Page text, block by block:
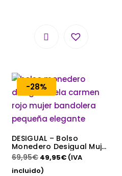
-28%
DESIGUAL – Bolso
Monedero Desigual Mujer
Hela Carmen Rojo
20SAYP54 Bandolera Mini
69,95€ 49,95€ (IVA
incluido)